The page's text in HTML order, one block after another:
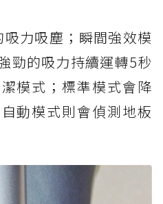
力吸塵；瞬間強效模
勁的吸力持續運轉5秒
模式；標準模式會降
動模式則會偵測地板